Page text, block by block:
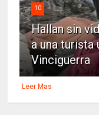
10
Hallan sin
a una turista
Vinciguerra
Leer Mas